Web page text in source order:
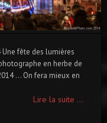
fête des lumières
en herbe de
… On fera mieux en
Lire la suite ...